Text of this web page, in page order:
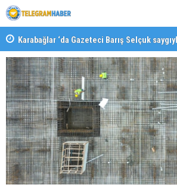
Karabağlar ‘da Gazeteci Barış Selçuk